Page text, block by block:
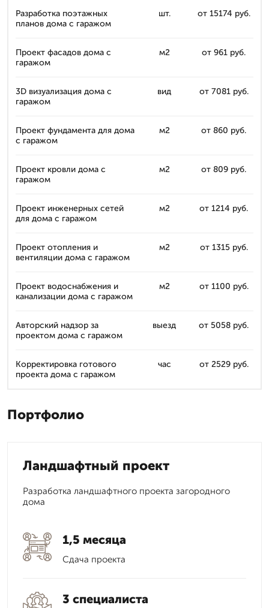
Разработка поэтажных
планов дома с гаражом
шт. от 15174 руб.
Проект фасадов дома с
гаражом
м2 от 961 руб.
3D визуализация дома с
гаражом
вид от 7081 руб.
Проект фундамента для дома
с гаражом
м2 от 860 руб.
Проект кровли дома с
гаражом
м2 от 809 руб.
Проект инженерных сетей
для дома с гаражом
м2 от 1214 руб.
Проект отопления и
вентиляции дома с гаражом
м2 от 1315 руб.
Проект водоснабжения и
канализации дома с гаражом
м2 от 1100 руб.
Авторский надзор за
проектом дома с гаражом
выезд от 5058 руб.
Корректировка готового
проекта дома с гаражом
час от 2529 руб.
Портфолио
Ландшафтный проект
Разработка ландшафтного проекта загородного
дома
1,5 месяца
Сдача проекта
3 специалиста